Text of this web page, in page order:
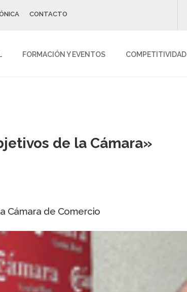
CONTACTO
FORMACIÓN Y EVENTOS COMPETITIVIDAD
de la Cámara»
Cámara de Comercio